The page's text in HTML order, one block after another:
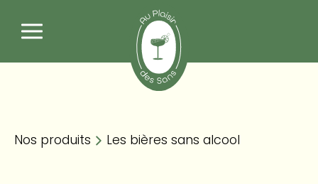
Les bières sans alcool
Nos produits Les bières sans alcool
Panneau de gestion des cookies